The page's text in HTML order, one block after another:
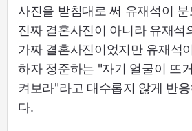
사진을 받침대로 써 유재석이
진짜 결혼사진이 아니라 유재석
가짜 결혼사진이었지만 유재석
하자 정준하는 "자기 얼굴이 뜨
켜보라"라고 대수롭지 않게 반
다.